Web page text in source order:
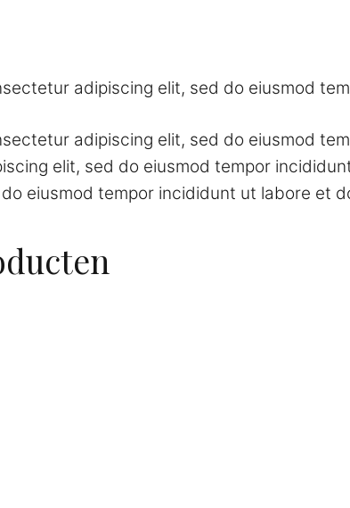
adipiscing elit, sed do eiusmod
adipiscing elit, sed do eiusmod
elit, sed do eiusmod tempor
eiusmod tempor incididunt ut labore et